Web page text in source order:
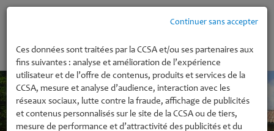
MENU
Continuer sans accepter
Ces données sont traitées par la CCSA et/ou ses partenaires aux
fins suivantes : analyse et amélioration de l’expérience
utilisateur et de l’offre de contenus, produits et services de la
CCSA, mesure et analyse d’audience, interaction avec les
réseaux sociaux, lutte contre la fraude, affichage de publicités
et contenus personnalisés sur le site de la CCSA ou de tiers,
mesure de performance et d’attractivité des publicités et du